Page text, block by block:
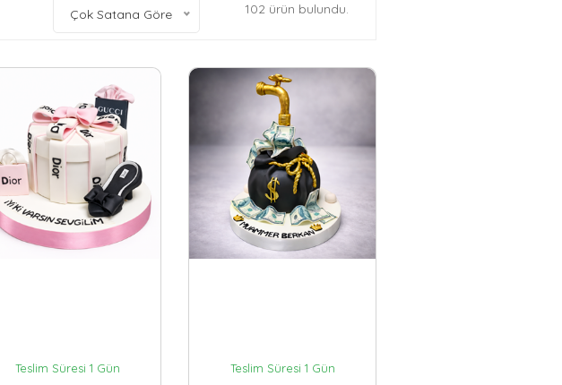
Çok Satana Göre 102 ürün bulundu.
Teslim Süresi 1 Gün Teslim Süresi 1 Gün